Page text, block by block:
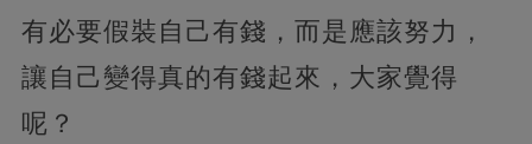
有必要假裝自己有錢，而是應該努力，
讓自己變得真的有錢起來，大家覺得
呢？